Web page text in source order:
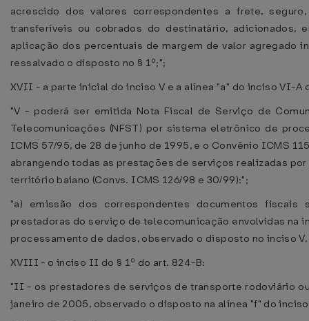
acrescido dos valores correspondentes a frete,
transferíveis ou cobrados do destinatário, adicionados,
aplicação dos percentuais de margem de valor agregado
ressalvado o disposto no § 1º;";
XVII - a parte inicial do inciso V e a alínea "a" do inciso VI-A
"V - poderá ser emitida Nota Fiscal de Serviço de
Telecomunicações (NFST) por sistema eletrônico de
ICMS 57/95, de 28 de junho de 1995, e o Convênio ICMS
abrangendo todas as prestações de serviços realizadas
território baiano (Convs. ICMS 126/98 e 30/99):";
"a) emissão dos correspondentes documentos fiscais
prestadoras do serviço de telecomunicação envolvidas na
processamento de dados, observado o disposto no inciso
XVIII - o inciso II do § 1º do art. 824-B:
"II - os prestadores de serviços de transporte rodoviário
janeiro de 2005, observado o disposto na alínea "f" do